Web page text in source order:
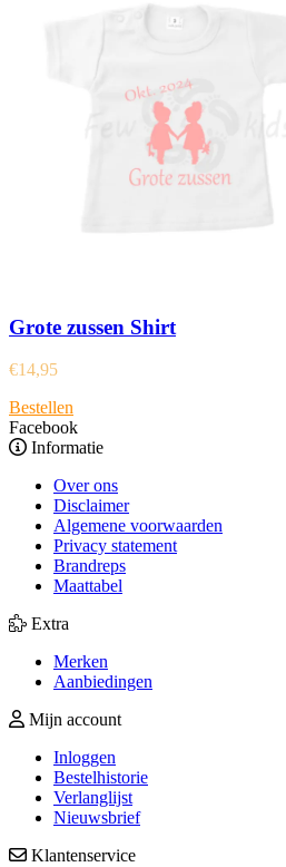
Grote zussen Shirt
€14,95
Bestellen
Facebook
Informatie
Over ons
Disclaimer
Algemene voorwaarden
Privacy statement
Brandreps
Maattabel
Extra
Merken
Aanbiedingen
Mijn account
Inloggen
Bestelhistorie
Verlanglijst
Nieuwsbrief
Klantenservice